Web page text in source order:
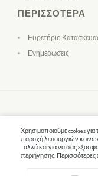
Χρησιμοποιούμε cookies
παροχή λειτουργιών
αλλά και για να σας
περιήγησης. Περισσότερες
ΠΕΡΙΣΣΌΤΕΡΑ
Ευρετήριο
Ενημερώσεις